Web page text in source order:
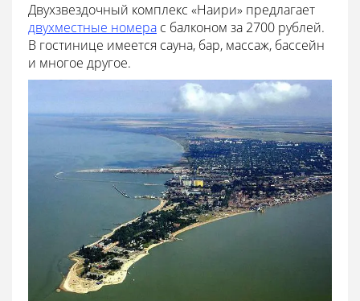
Двухзвездочный комплекс «Наири» предлагает
двухместные номера с балконом за 2700 рублей.
В гостинице имеется сауна, бар, массаж, бассейн
и многое другое.